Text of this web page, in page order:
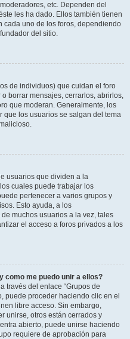
etc. Dependen del
les ha dado. Ellos también tienen
cada uno de los foros, dependiendo
del sitio.
de individuos) que cuidan el foro
borrar mensajes, cerrarlos, abrirlos,
que moderan. Generalmente, los
que los usuarios se salgan del tema
usuarios que dividen a la
cuales puede trabajar los
pertenecer a varios grupos y
Esto ayuda, a los
muchos usuarios a la vez, tales
el acceso a foros privados a los
como me puedo unir a ellos?
través del enlace “Grupos de
puede proceder haciendo clic en el
libre acceso. Sin embargo,
unirse, otros están cerrados y
abierto, puede unirse haciendo
requiere de aprobación para